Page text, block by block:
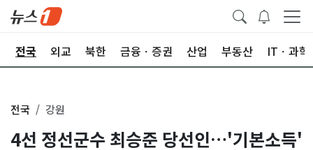
전국 외교 북한 금융ㆍ증권 산업 부동산 ITㆍ과학
전국 강원
4선 정선군수 최승준 당선인…'기본소득'